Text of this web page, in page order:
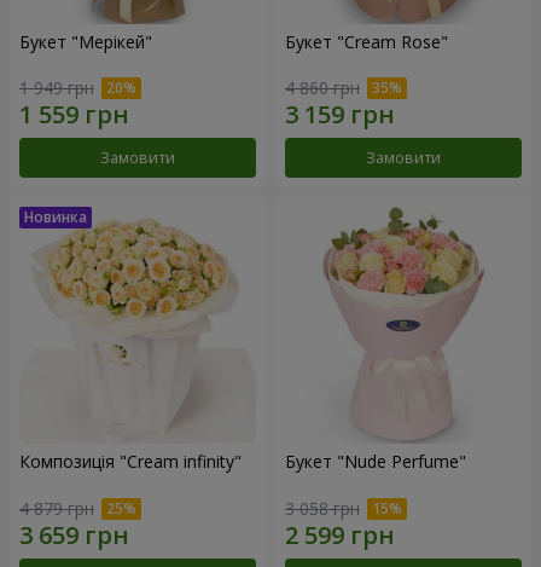
Букет "Мерікей"
1 949 грн
Замовити
Букет "Cream Rose"
4 860 грн
Замовити
Композиція "Cream infinity"
4 879 грн
Букет "Nude Perfume"
3 058 грн